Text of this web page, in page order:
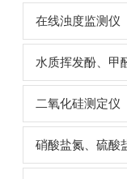
在线浊度监测仪
水质挥发酚、甲
二氧化硅测定仪
硝酸盐氮、硫酸